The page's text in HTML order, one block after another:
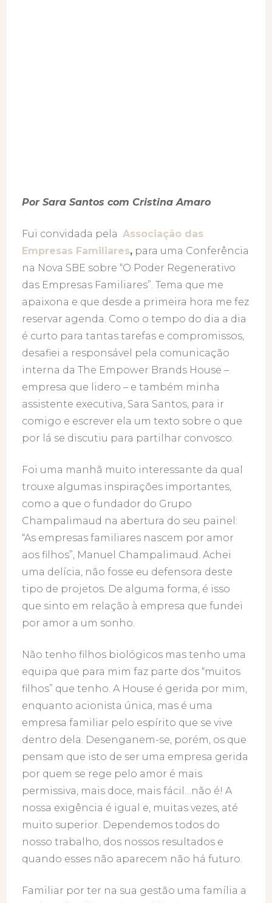
Por Sara Santos com Cristina Amaro
Fui convidada pelaAssociação das
Empresas Familiares, para uma Conferência
na Nova SBE sobre “O Poder Regenerativo
das Empresas Familiares”. Tema que me
apaixona e que desde a primeira hora me fez
reservar agenda. Como o tempo do dia a dia
é curto para tantas tarefas e compromissos,
desafiei a responsável pela comunicação
interna da The Empower Brands House –
empresa que lidero – e também minha
assistente executiva, Sara Santos, para ir
comigo e escrever ela um texto sobre o que
por lá se discutiu para partilhar convosco.
Foi uma manhã muito interessante da qual
trouxe algumas inspirações importantes,
como a que o fundador do Grupo
Champalimaud na abertura do seu painel:
“As empresas familiares nascem por amor
aos filhos”, Manuel Champalimaud. Achei
uma delícia, não fosse eu defensora deste
tipo de projetos. De alguma forma, é isso
que sinto em relação à empresa que fundei
por amor a um sonho.
Não tenho filhos biológicos mas tenho uma
equipa que para mim faz parte dos “muitos
filhos” que tenho. A House é gerida por mim,
enquanto acionista única, mas é uma
empresa familiar pelo espírito que se vive
dentro dela. Desenganem-se, porém, os que
pensam que isto de ser uma empresa gerida
por quem se rege pelo amor é mais
permissiva, mais doce, mais fácil…não é! A
nossa exigência é igual e, muitas vezes, até
muito superior. Dependemos todos do
nosso trabalho, dos nossos resultados e
quando esses não aparecem não há futuro.
Familiar por ter na sua gestão uma família a